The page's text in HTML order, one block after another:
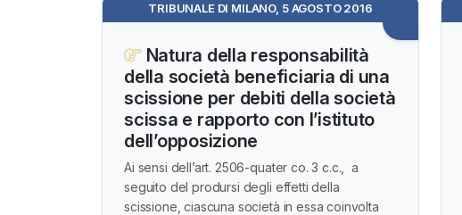
TRIBUNALE DI MILANO, 5 AGOSTO 2016
Natura della responsabilità
della società beneficiaria di una
scissione per debiti della società
scissa e rapporto con l’istituto
dell’opposizione
Ai sensi dell’art. 2506-quater co. 3 c.c., a
seguito del prodursi degli effetti della
scissione, ciascuna società in essa coinvolta